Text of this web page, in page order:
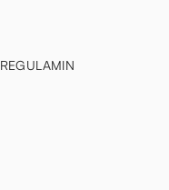
REGULAMIN